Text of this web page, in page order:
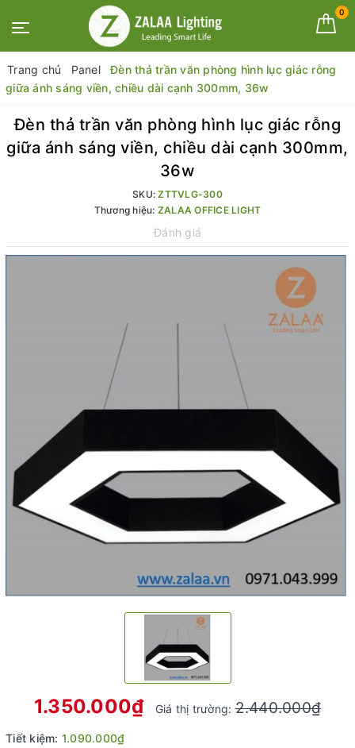
0
Trang chủ Panel
Đèn thả trần văn phòng hình lục giác rỗng
giữa ánh sáng viền, chiều dài cạnh 300mm, 36w
Đèn thả trần văn phòng hình lục giác rỗng
giữa ánh sáng viền, chiều dài cạnh 300mm,
36w
SKU:ZTTVLG-300
Thương hiệu: ZALAA OFFICE LIGHT
Đánh giá
1.350.000₫ Giá thị trường:2.440.000₫
Tiết kiệm: 1.090.000₫